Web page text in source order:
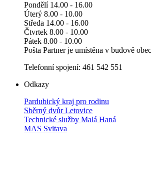
Pondělí 14.00 - 16.00
Úterý 8.00 - 10.00
Středa 14.00 - 16.00
Čtvrtek 8.00 - 10.00
Pátek 8.00 - 10.00
Pošta Partner je umístěna v budově
Telefonní spojení: 461 542 551
Odkazy
Pardubický kraj pro rodinu
Sběrný dvůr Letovice
Technické služby Malá Haná
MAS Svitava